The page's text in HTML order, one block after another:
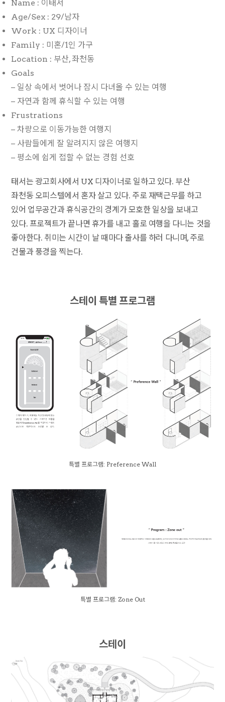
Name : 이태서
Age/Sex : 29/남자
Work : UX 디자이너
Family : 미혼/1인 가구
Location : 부산, 좌천동
Goals
– 일상 속에서 벗어나 잠시 다녀올 수 있는 여행
– 자연과 함께 휴식할 수 있는 여행
Frustrations
– 차량으로 이동가능한 여행지
– 사람들에게 잘 알려지지 않은 여행지
– 평소에 쉽게 접할 수 없는 경험 선호
태서는 광고회사에서 UX 디자이너로 일하고 있다. 부산
좌천동 오피스텔에서 혼자 살고 있다. 주로 재택근무를 하고
있어 업무공간과 휴식공간의 경계가 모호한 일상을 보내고
있다. 프로젝트가 끝나면 휴가를 내고 홀로 여행을 다니는 것을
좋아한다. 취미는 시간이 날 때마다 출사를 하러 다니며, 주로
건물과 풍경을 찍는다.
스테이 특별 프로그램
특별 프로그램: Preference Wall
특별 프로그램: Zone Out
스테이